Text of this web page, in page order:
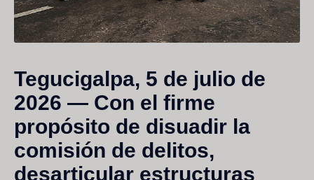
Tegucigalpa, 5 de julio de
2026 — Con el firme
propósito de disuadir la
comisión de delitos,
desarticular estructuras